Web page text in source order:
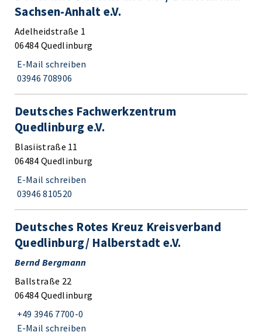
Sachsen-Anhalt e.V.
Adelheidstraße 1
06484 Quedlinburg
E-Mail schreiben
03946 708906
Deutsches Fachwerkzentrum
Quedlinburg e.V.
Blasiistraße 11
06484 Quedlinburg
E-Mail schreiben
03946 810520
Deutsches Rotes Kreuz Kreisverband
Quedlinburg/ Halberstadt e.V.
Bernd Bergmann
Ballstraße 22
06484 Quedlinburg
+49 3946 7700-0
E-Mail schreiben